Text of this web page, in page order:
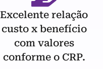
Excelente relação
custo x benefício
com valores
conforme o CRP.